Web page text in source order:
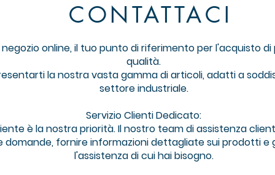
CONTATTACI
online, il tuo punto di riferimento per l'acquisto
qualità.
la nostra vasta gamma di articoli, adatti a
settore industriale.
Servizio Clienti Dedicato:
è la nostra priorità. Il nostro team di assistenza
domande, fornire informazioni dettagliate sui prodotti
l'assistenza di cui hai bisogno.